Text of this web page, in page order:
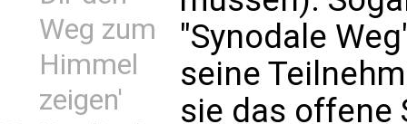
Weg zum
Himmel
zeigen'
"Synodale
seine
sie das offene